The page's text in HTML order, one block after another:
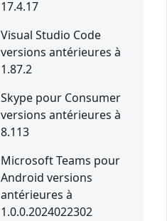
17.4.17
Visual Studio Code
versions antérieures à
1.87.2
Skype pour Consumer
versions antérieures à
8.113
Microsoft Teams pour
Android versions
antérieures à
1.0.0.2024022302